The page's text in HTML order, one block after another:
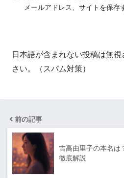
メールアドレス、サイトを保存
日本語が含まれない投稿は無
さい。（スパム対策）
前の記事
吉高由里子の本名は
徹底解説